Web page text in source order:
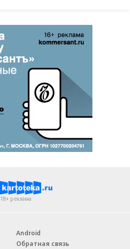
18+ реклама
Android
Обратная связь